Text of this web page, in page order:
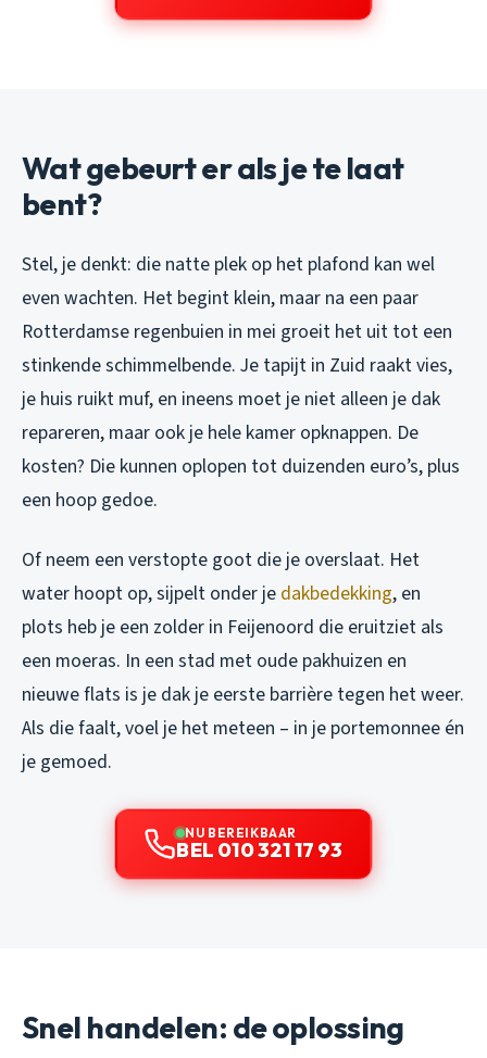
Wat gebeurt er als je te laat
bent?
Stel, je denkt: die natte plek op het plafond kan wel
even wachten. Het begint klein, maar na een paar
Rotterdamse regenbuien in mei groeit het uit tot een
stinkende schimmelbende. Je tapijt in Zuid raakt vies,
je huis ruikt muf, en ineens moet je niet alleen je dak
repareren, maar ook je hele kamer opknappen. De
kosten? Die kunnen oplopen tot duizenden euro’s, plus
een hoop gedoe.
Of neem een verstopte goot die je overslaat. Het
water hoopt op, sijpelt onder je dakbedekking, en
plots heb je een zolder in Feijenoord die eruitziet als
een moeras. In een stad met oude pakhuizen en
nieuwe flats is je dak je eerste barrière tegen het weer.
Als die faalt, voel je het meteen – in je portemonnee én
je gemoed.
NU BEREIKBAAR
BEL 010 321 17 93
Snel handelen: de oplossing